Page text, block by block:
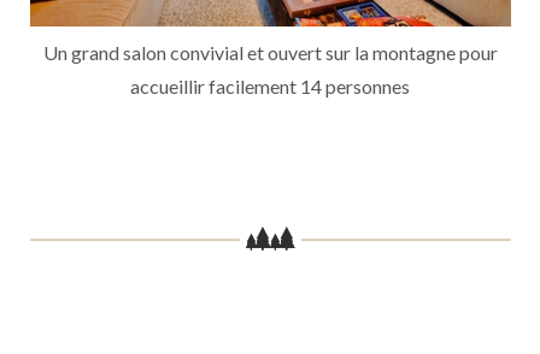
Un grand salon convivial et ouvert sur la montagne pour
accueillir facilement 14 personnes